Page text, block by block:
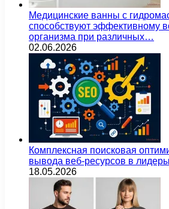
Медицинские ванны с
способствуют эффективному
организма при различных…
02.06.2026
Комплексная поисковая
вывода веб-ресурсов в
18.05.2026